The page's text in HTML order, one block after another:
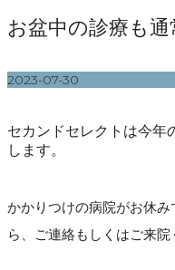
お盆中の診療も
2023-07-30
セカンドセレクトは今年
します。
かかりつけの病院がお休
ら、ご連絡もしくはご来院